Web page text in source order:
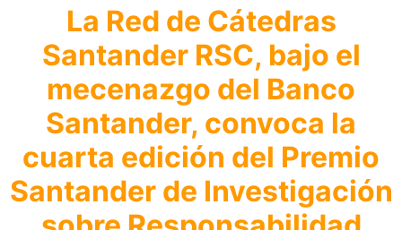
La Red de Cátedras
Santander RSC, bajo el
mecenazgo del Banco
Santander, convoca la
cuarta edición del Premio
Santander de Investigación